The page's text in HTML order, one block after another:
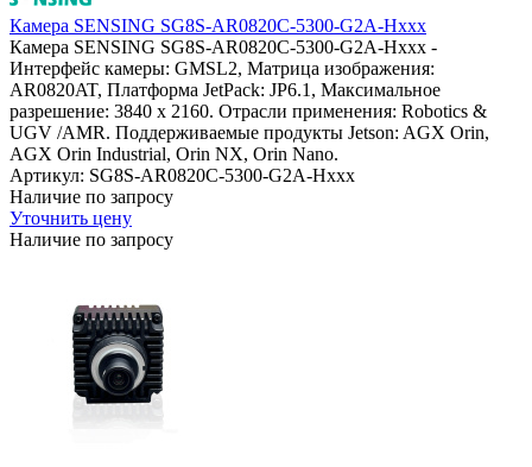
Камера SENSING SG8S-AR0820C-5300-G2A-Hxxx
Камера SENSING SG8S-AR0820C-5300-G2A-Hxxx -
Интерфейс камеры: GMSL2, Матрица изображения:
AR0820AT, Платформа JetPack: JP6.1, Максимальное
разрешение: 3840 x 2160. Отрасли применения: Robotics &
UGV /AMR. Поддерживаемые продукты Jetson: AGX Orin,
AGX Orin Industrial, Orin NX, Orin Nano.
Артикул: SG8S-AR0820C-5300-G2A-Hxxx
Наличие по запросу
Уточнить цену
Наличие по запросу